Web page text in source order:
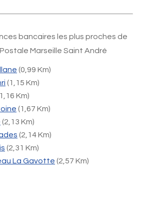
bancaires les plus proches de
Marseille Saint André
(0,99 Km)
(1,15 Km)
Km)
(1,67 Km)
(2,13 Km)
(2,14 Km)
(2,31 Km)
La Gavotte (2,57 Km)